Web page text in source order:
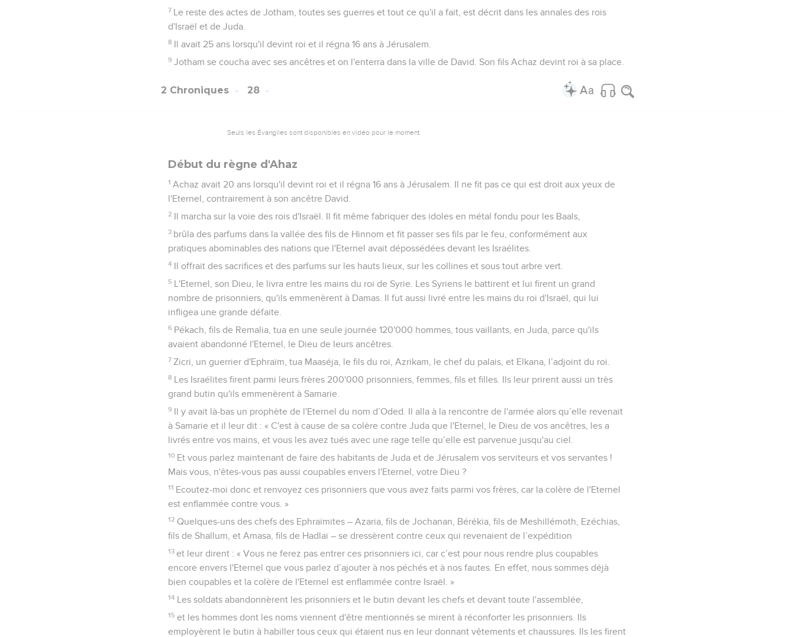
7 Le reste des actes de Jotham, toutes ses guerres et tout ce qu'il a fait, est décrit dans les annales des rois
d'Israël et de Juda.
8 Il avait 25 ans lorsqu'il devint roi et il régna 16 ans à Jérusalem.
9 Jotham se coucha avec ses ancêtres et on l'enterra dans la ville de David. Son fils Achaz devint roi à sa place.
2 Chroniques 28
Seuls les Évangiles sont disponibles en vidéo pour le moment.
Début du règne d'Ahaz
1 Achaz avait 20 ans lorsqu'il devint roi et il régna 16 ans à Jérusalem. Il ne fit pas ce qui est droit aux yeux de
l'Eternel, contrairement à son ancêtre David.
2 Il marcha sur la voie des rois d'Israël. Il fit même fabriquer des idoles en métal fondu pour les Baals,
3 brûla des parfums dans la vallée des fils de Hinnom et fit passer ses fils par le feu, conformément aux
pratiques abominables des nations que l'Eternel avait dépossédées devant les Israélites.
4 Il offrait des sacrifices et des parfums sur les hauts lieux, sur les collines et sous tout arbre vert.
5 L'Eternel, son Dieu, le livra entre les mains du roi de Syrie. Les Syriens le battirent et lui firent un grand
nombre de prisonniers, qu'ils emmenèrent à Damas. Il fut aussi livré entre les mains du roi d'Israël, qui lui
infligea une grande défaite.
6 Pékach, fils de Remalia, tua en une seule journée 120'000 hommes, tous vaillants, en Juda, parce qu'ils
avaient abandonné l'Eternel, le Dieu de leurs ancêtres.
7 Zicri, un guerrier d'Ephraïm, tua Maaséja, le fils du roi, Azrikam, le chef du palais, et Elkana, l’adjoint du roi.
8 Les Israélites firent parmi leurs frères 200'000 prisonniers, femmes, fils et filles. Ils leur prirent aussi un très
grand butin qu'ils emmenèrent à Samarie.
9 Il y avait là-bas un prophète de l'Eternel du nom d’Oded. Il alla à la rencontre de l'armée alors qu’elle revenait
à Samarie et il leur dit : « C'est à cause de sa colère contre Juda que l'Eternel, le Dieu de vos ancêtres, les a
livrés entre vos mains, et vous les avez tués avec une rage telle qu’elle est parvenue jusqu'au ciel.
10 Et vous parlez maintenant de faire des habitants de Juda et de Jérusalem vos serviteurs et vos servantes !
Mais vous, n'êtes-vous pas aussi coupables envers l'Eternel, votre Dieu ?
11 Ecoutez-moi donc et renvoyez ces prisonniers que vous avez faits parmi vos frères, car la colère de l'Eternel
est enflammée contre vous. »
12 Quelques-uns des chefs des Ephraïmites – Azaria, fils de Jochanan, Bérékia, fils de Meshillémoth, Ezéchias,
fils de Shallum, et Amasa, fils de Hadlaï – se dressèrent contre ceux qui revenaient de l’expédition
13 et leur dirent : « Vous ne ferez pas entrer ces prisonniers ici, car c’est pour nous rendre plus coupables
encore envers l'Eternel que vous parlez d’ajouter à nos péchés et à nos fautes. En effet, nous sommes déjà
bien coupables et la colère de l'Eternel est enflammée contre Israël. »
14 Les soldats abandonnèrent les prisonniers et le butin devant les chefs et devant toute l'assemblée,
15 et les hommes dont les noms viennent d'être mentionnés se mirent à réconforter les prisonniers. Ils
employèrent le butin à habiller tous ceux qui étaient nus en leur donnant vêtements et chaussures. Ils les firent